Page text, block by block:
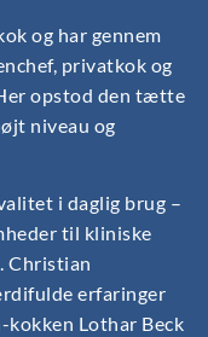
og har gennem
privatkok og
opstod den tætte
niveau og
i daglig brug –
til kliniske
Christian
erfaringer
kokken Lothar Beck